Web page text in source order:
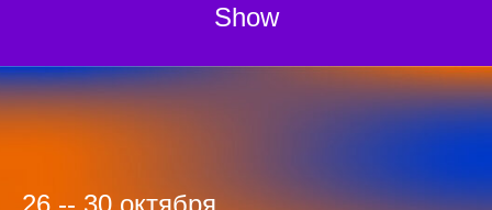
Show
26 -- 30 октября